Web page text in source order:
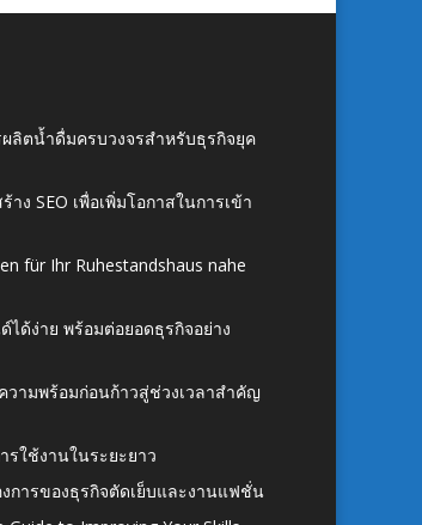
ลิตน้ำดื่มครบวงจรสำหรับธุรกิจยุค
ง SEO เพื่อเพิ่มโอกาสในการเข้า
für Ihr Ruhestandshaus nahe
ด้ง่าย พร้อมต่อยอดธุรกิจอย่าง
วามพร้อมก่อนก้าวสู่ช่วงเวลาสำคัญ
ใช้งานในระยะยาว
การของธุรกิจตัดเย็บและงานแฟชั่น